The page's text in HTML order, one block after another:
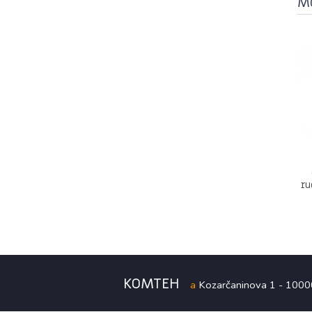
KOMTEH a Kozarčaninova 1 -